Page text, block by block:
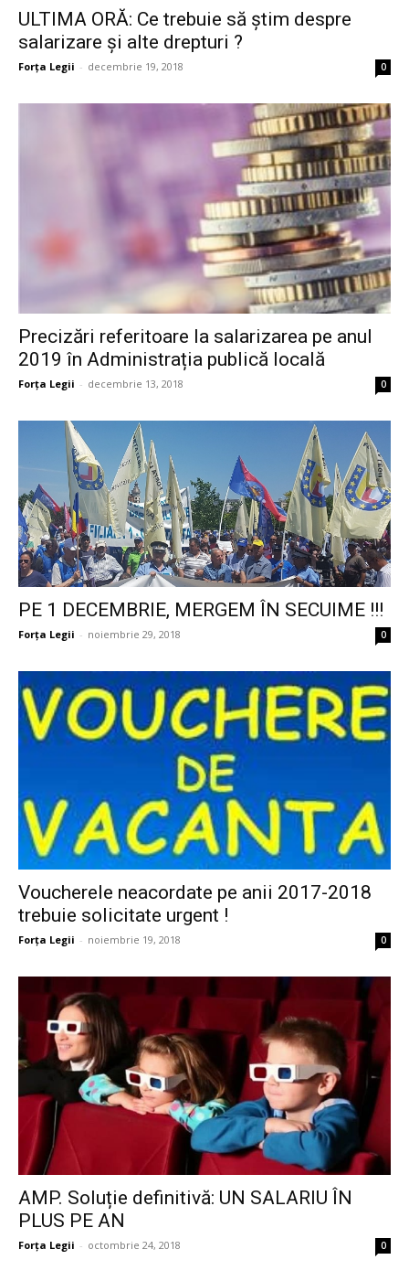
ULTIMA ORĂ: Ce trebuie să știm despre
salarizare și alte drepturi ?
Forța Legii - decembrie 19, 2018 0
Precizări referitoare la salarizarea pe anul
2019 în Administrația publică locală
Forța Legii - decembrie 13, 2018 0
PE 1 DECEMBRIE, MERGEM ÎN SECUIME !!!
Forța Legii - noiembrie 29, 2018 0
Voucherele neacordate pe anii 2017-2018
trebuie solicitate urgent !
Forța Legii - noiembrie 19, 2018 0
AMP. Soluție definitivă: UN SALARIU ÎN
PLUS PE AN
Forța Legii - octombrie 24, 2018 0